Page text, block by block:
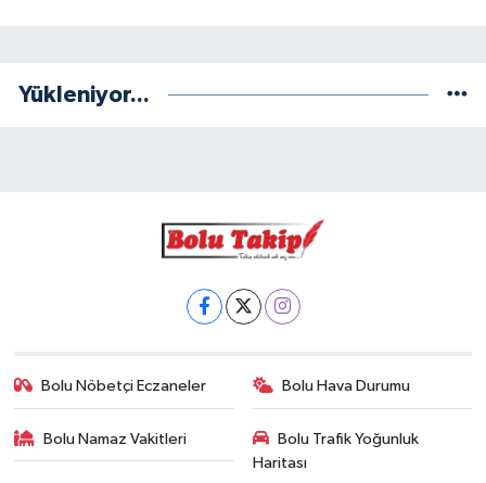
Yükleniyor...
Bolu Nöbetçi Eczaneler Bolu Hava Durumu
Bolu Namaz Vakitleri
Bolu Trafik Yoğunluk
Haritası